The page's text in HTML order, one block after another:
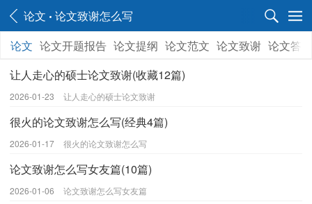
论文
论文致谢怎么写
论文 论文开题报告 论文提纲 论文范文 论文致谢 论文答辩
让人走心的硕士论文致谢(收藏12篇)
2026-01-23 让人走心的硕士论文致谢
很火的论文致谢怎么写(经典4篇)
2026-01-17 很火的论文致谢怎么写
论文致谢怎么写女友篇(10篇)
2026-01-06 论文致谢怎么写女友篇